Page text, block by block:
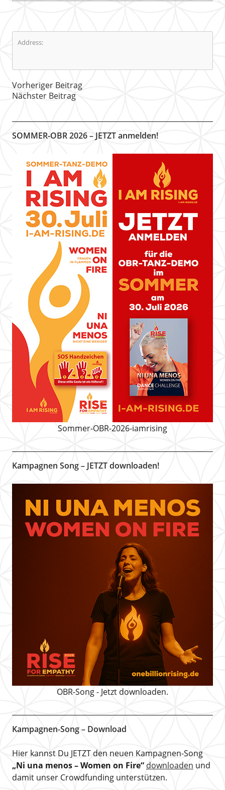
Address:
Vorheriger Beitrag
Nächster Beitrag
SOMMER-OBR 2026 – JETZT anmelden!
Sommer-OBR-2026-iamrising
Kampagnen Song – JETZT downloaden!
OBR-Song - Jetzt downloaden.
Kampagnen-Song – Download
Hier kannst Du JETZT den neuen Kampagnen-Song
„Ni una menos – Women on Fire“ downloaden und
damit unser Crowdfunding unterstützen.